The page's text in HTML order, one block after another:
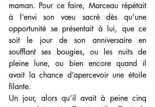
maman. Pour ce faire, Marceau répétait
à l’envi son vœu sacré dès qu’une
opportunité se présentait à lui, que ce
soit le jour de son anniversaire en
soufflant ses bougies, ou les nuits de
pleine lune, ou bien encore quand il
avait la chance d’apercevoir une étoile
filante.
Un jour, alors qu’il avait à peine cinq